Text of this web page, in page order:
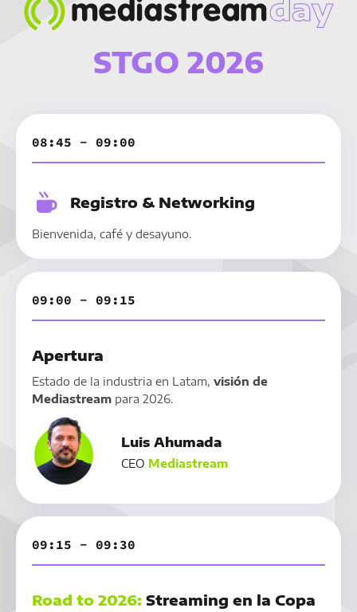
STGO 2026
08:45 - 09:00
Registro & Networking
Bienvenida, café y desayuno.
09:00 - 09:15
Apertura
Estado de la industria en Latam, visión de
Mediastream para 2026.
Luis Ahumada
CEO Mediastream
09:15 - 09:30
Road to 2026: Streaming en la Copa